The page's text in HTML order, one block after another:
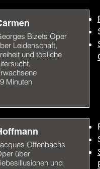
Bizets Oper
Leidenschaft,
und tödliche
Minuten
Offenbachs
über
und